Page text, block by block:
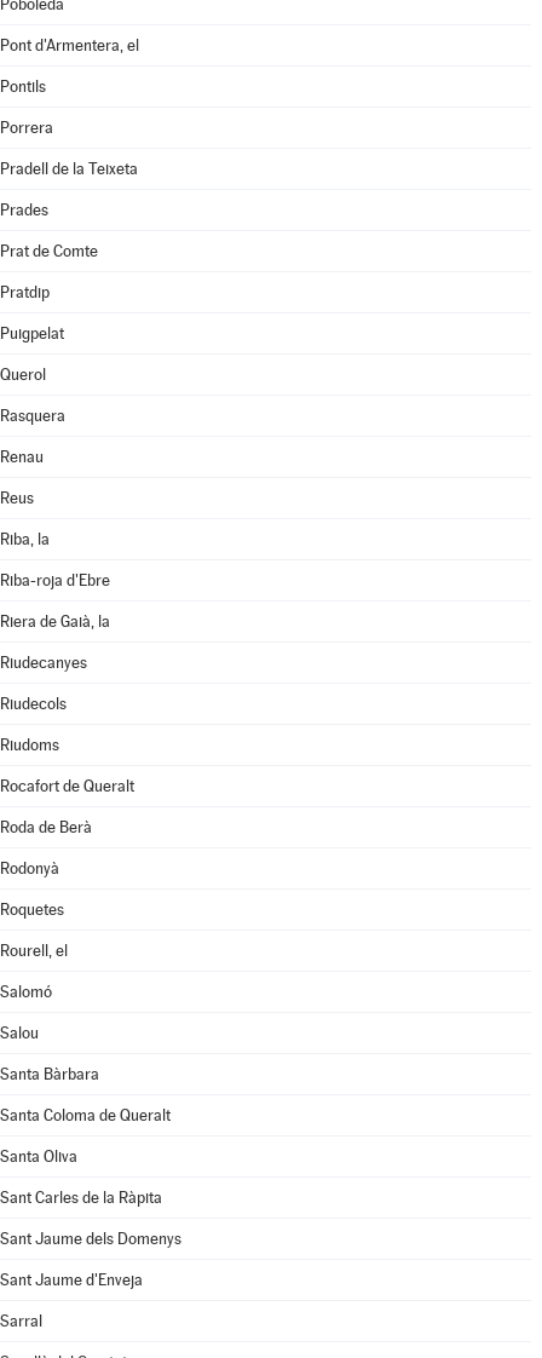
Poboleda
Pont d'Armentera, el
Pontils
Porrera
Pradell de la Teixeta
Prades
Prat de Comte
Pratdip
Puigpelat
Querol
Rasquera
Renau
Reus
Riba, la
Riba-roja d'Ebre
Riera de Gaià, la
Riudecanyes
Riudecols
Riudoms
Rocafort de Queralt
Roda de Berà
Rodonyà
Roquetes
Rourell, el
Salomó
Salou
Santa Bàrbara
Santa Coloma de Queralt
Santa Oliva
Sant Carles de la Ràpita
Sant Jaume dels Domenys
Sant Jaume d'Enveja
Sarral